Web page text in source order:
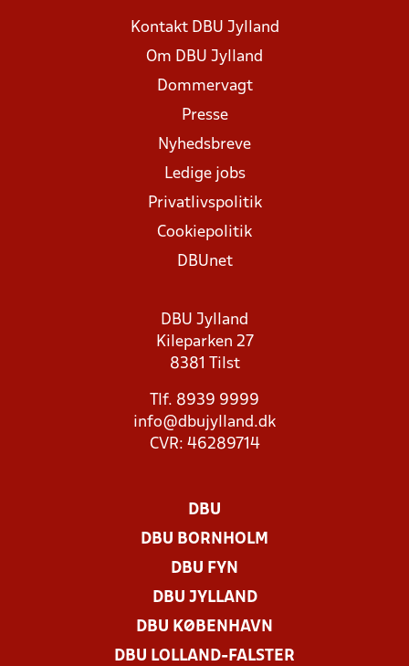
Kontakt DBU Jylland
Om DBU Jylland
Dommervagt
Presse
Nyhedsbreve
Ledige jobs
Privatlivspolitik
Cookiepolitik
DBUnet
DBU Jylland
Kileparken 27
8381 Tilst
Tlf. 8939 9999
info@dbujylland.dk
CVR: 46289714
DBU
DBU BORNHOLM
DBU FYN
DBU JYLLAND
DBU KØBENHAVN
DBU LOLLAND-FALSTER